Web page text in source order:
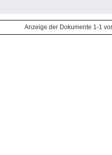
Anzeige der Dokumente 1-1